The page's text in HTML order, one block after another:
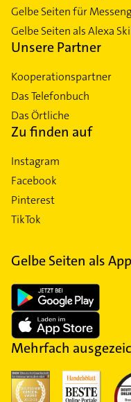
Gelbe Seiten für
Gelbe Seiten als Alexa
Unsere Partner
Kooperationspartner
Das Telefonbuch
Das Örtliche
Zu finden auf
Instagram
Facebook
Pinterest
TikTok
Gelbe Seiten als App
Mehrfach